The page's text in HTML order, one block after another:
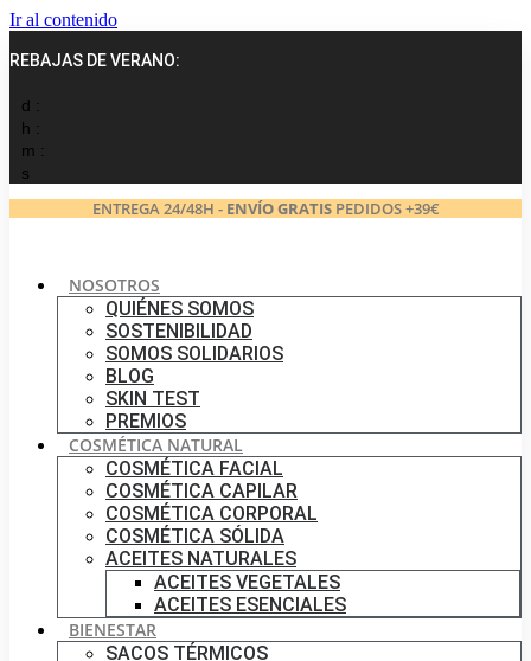
Ir al contenido
REBAJAS DE VERANO:
d :
h :
m :
s
ENTREGA 24/48H - ENVÍO GRATISPEDIDOS +39€
NOSOTROS
QUIÉNES SOMOS
SOSTENIBILIDAD
SOMOS SOLIDARIOS
BLOG
SKIN TEST
PREMIOS
COSMÉTICA NATURAL
COSMÉTICA FACIAL
COSMÉTICA CAPILAR
COSMÉTICA CORPORAL
COSMÉTICA SÓLIDA
ACEITES NATURALES
ACEITES VEGETALES
ACEITES ESENCIALES
BIENESTAR
SACOS TÉRMICOS